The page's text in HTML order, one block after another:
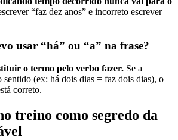
“faz dez anos” e incorreto escrever
usar “há” ou “a” na frase?
o termo pelo verbo fazer. Se a
sentido (ex: há dois dias = faz dois dias), o
correto.
treino como segredo da